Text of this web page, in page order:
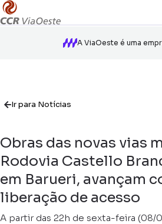
A ViaOeste é uma
Ir para Notícias
Obras das novas vias
Rodovia Castello
em Barueri, avançam
liberação de acesso
A partir das 22h de sexta-feira (08/